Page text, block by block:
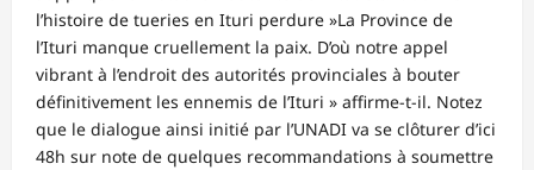
l’histoire de tueries en Ituri perdure »La Province de
l’Ituri manque cruellement la paix. D’où notre appel
vibrant à l’endroit des autorités provinciales à bouter
définitivement les ennemis de l’Ituri » affirme-t-il. Notez
que le dialogue ainsi initié par l’UNADI va se clôturer d’ici
48h sur note de quelques recommandations à soumettre